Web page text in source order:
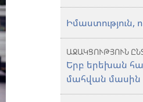
ԱՋԱԿՑՈՒԹՅՈՒՆ
Երբ երեխան
մահվան մասին